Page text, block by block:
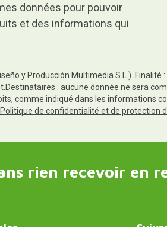
données pour pouvoir
et des informations qui
y Producción Multimedia S.L.). Finalité
: aucune donnée ne sera
comme indiqué dans les informations
Politique de confidentialité et de protection
rien recevoir en